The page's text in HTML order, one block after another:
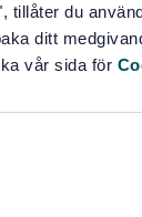
tillåter du
ditt
vår sida för
on standards